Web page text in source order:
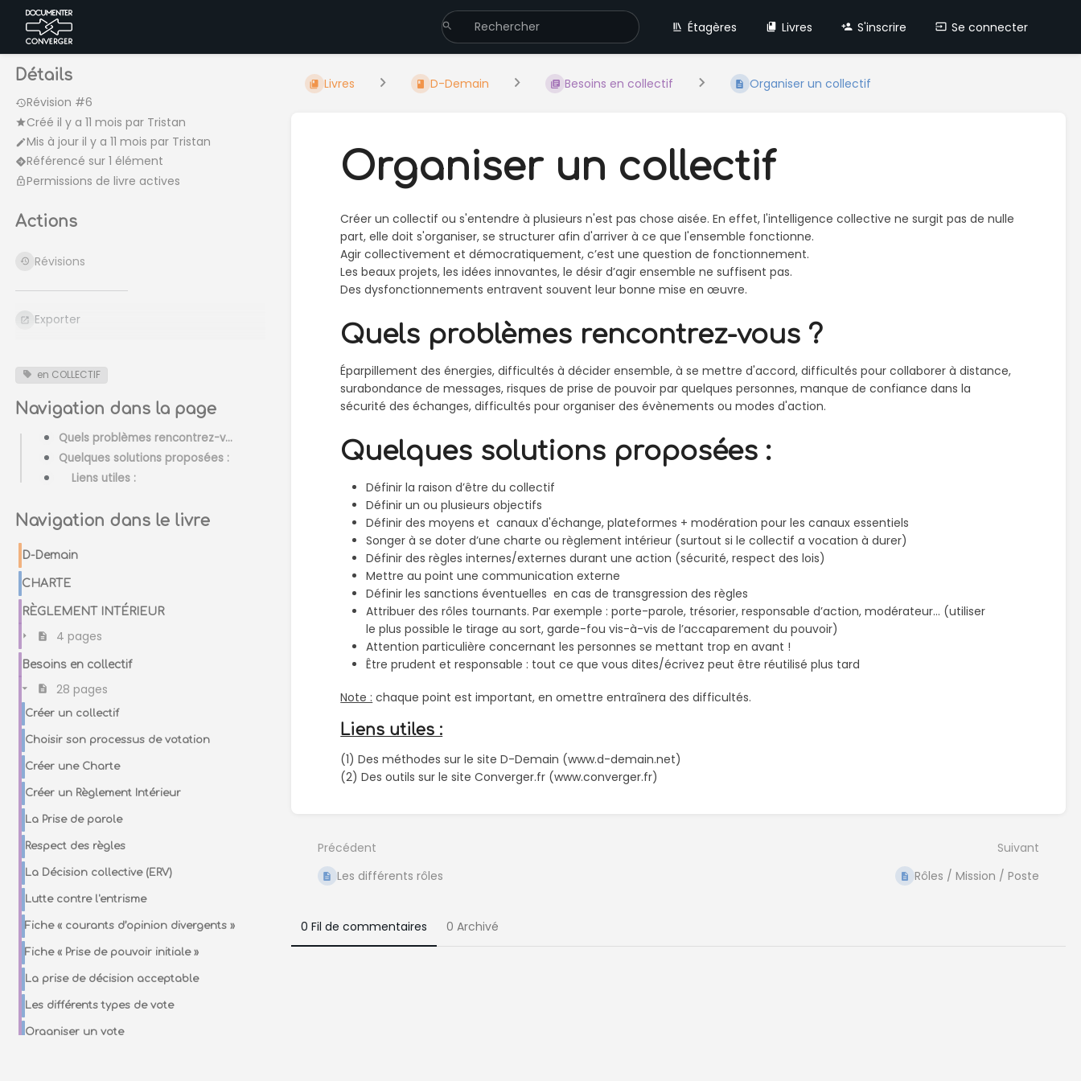
Étagères Livres S'inscrire Se connecter
Détails
Révision #6
Créé il y a 11 mois par Tristan
Mis à jour il y a 11 mois par Tristan
Référencé sur 1 élément
Permissions de livre actives
Actions
Révisions
Exporter
en COLLECTIF
Navigation dans la page
Quels problèmes rencontrez-vous ?
Quelques solutions proposées :
Liens utiles :
Navigation dans le livre
D-Demain
CHARTE
RÈGLEMENT INTÉRIEUR
4 pages
Besoins en collectif
28 pages
Créer un collectif
Choisir son processus de votation
Créer une Charte
Créer un Règlement Intérieur
La Prise de parole
Respect des règles
La Décision collective (ERV)
Lutte contre l'entrisme
Fiche « courants d’opinion divergents »
Fiche « Prise de pouvoir initiale »
La prise de décision acceptable
Les différents types de vote
Organiser un vote
Livres D-Demain Besoins en collectif Organiser un collectif
Organiser un collectif
Créer un collectif ou s'entendre à plusieurs n'est pas chose aisée. En effet, l'intelligence collective ne surgit pas de nulle
part, elle doit s'organiser, se structurer afin d'arriver à ce que l'ensemble fonctionne.
Agir collectivement et démocratiquement, c’est une question de fonctionnement.
Les beaux projets, les idées innovantes, le désir d’agir ensemble ne suffisent pas.
Des dysfonctionnements entravent souvent leur bonne mise en œuvre.
Quels problèmes rencontrez-vous ?
Éparpillement des énergies, difficultés à décider ensemble, à se mettre d'accord, difficultés pour collaborer à distance,
surabondance de messages, risques de prise de pouvoir par quelques personnes, manque de confiance dans la
sécurité des échanges, difficultés pour organiser des évènements ou modes d'action.
Quelques solutions proposées :
Définir la raison d’être du collectif
Définir un ou plusieurs objectifs
Définir des moyens et canaux d'échange, plateformes + modération pour les canaux essentiels
Songer à se doter d’une charte ou règlement intérieur (surtout si le collectif a vocation à durer)
Définir des règles internes/externes durant une action (sécurité, respect des lois)
Mettre au point une communication externe
Définir les sanctions éventuelles en cas de transgression des règles
Attribuer des rôles tournants. Par exemple : porte-parole, trésorier, responsable d’action, modérateur… (utiliser
le plus possible le tirage au sort, garde-fou vis-à-vis de l’accaparement du pouvoir)
Attention particulière concernant les personnes se mettant trop en avant !
Être prudent et responsable : tout ce que vous dites/écrivez peut être réutilisé plus tard
Note : chaque point est important, en omettre entraînera des difficultés.
Liens utiles :
(1) Des méthodes sur le site D-Demain (www.d-demain.net)
(2) Des outils sur le site Converger.fr (www.converger.fr)
mode
sélection
Précédent
Les différents rôles
Suivant
Rôles / Mission / Poste
0 Fil de commentaires 0 Archivé